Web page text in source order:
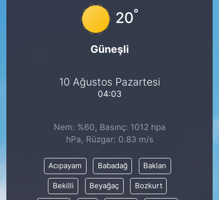
20°
Güneşli
10 Ağustos Pazartesi
04:03
Nem: %60, Basınç: 1012 hpa
hPa, Rüzgar: 0.83 m/s
Acıpayam Babadağ Baklan
Bekilli Beyağaç Bozkurt